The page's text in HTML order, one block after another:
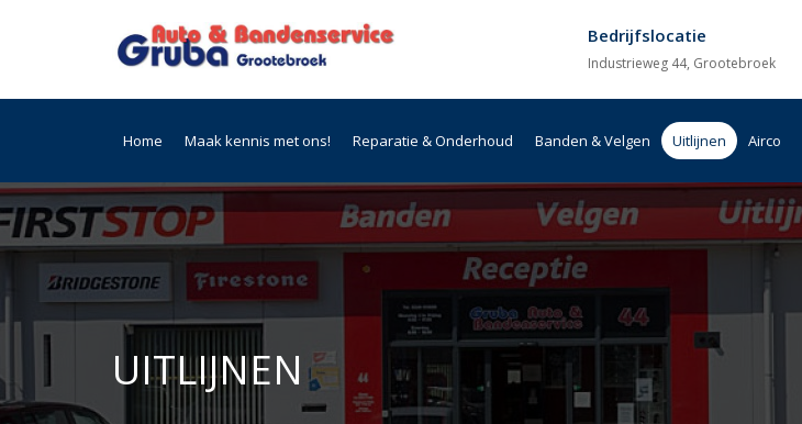
Bedrijfslocatie
Industrieweg 44, Grootebroek
Home Maak kennis met ons! Reparatie & Onderhoud Banden & Velgen Uitlijnen Airco
UITLIJNEN